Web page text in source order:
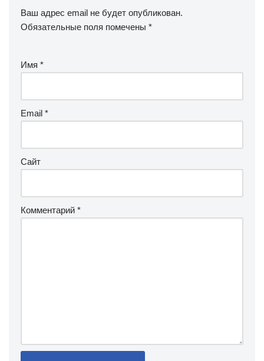
Ваш адрес email не будет опубликован.
Обязательные поля помечены *
Имя *
Email *
Сайт
Комментарий *